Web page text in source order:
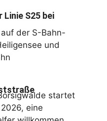
S25 bei
der S-Bahn-
und
startet
eine